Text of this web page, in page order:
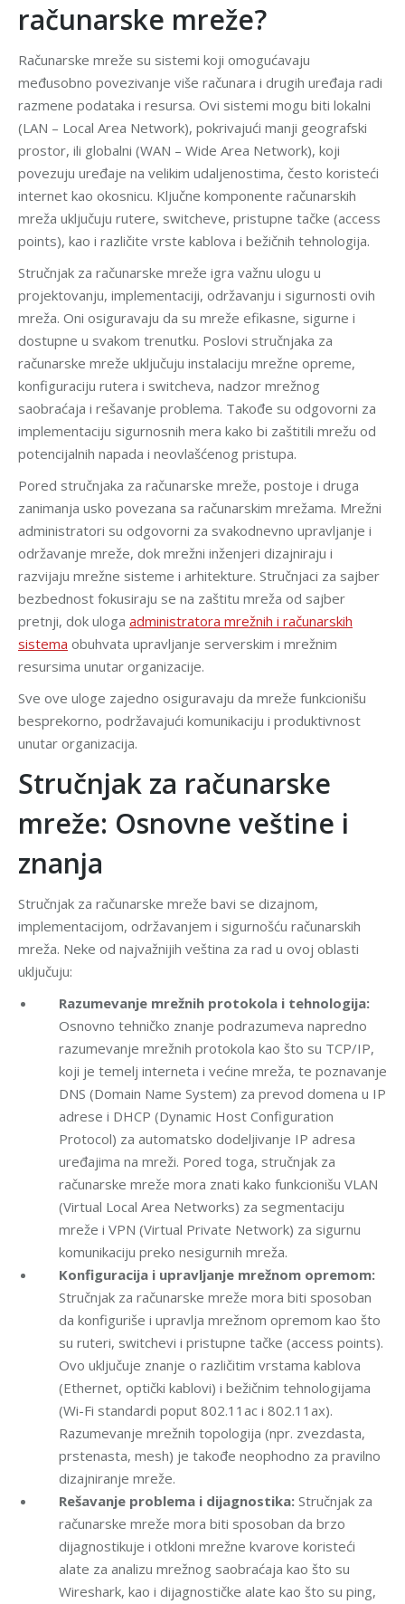
računarske mreže?
Računarske mreže su sistemi koji omogućavaju
međusobno povezivanje više računara i drugih uređaja radi
razmene podataka i resursa. Ovi sistemi mogu biti lokalni
(LAN – Local Area Network), pokrivajući manji geografski
prostor, ili globalni (WAN – Wide Area Network), koji
povezuju uređaje na velikim udaljenostima, često koristeći
internet kao okosnicu. Ključne komponente računarskih
mreža uključuju rutere, switcheve, pristupne tačke (access
points), kao i različite vrste kablova i bežičnih tehnologija.
Stručnjak za računarske mreže igra važnu ulogu u
projektovanju, implementaciji, održavanju i sigurnosti ovih
mreža. Oni osiguravaju da su mreže efikasne, sigurne i
dostupne u svakom trenutku. Poslovi stručnjaka za
računarske mreže uključuju instalaciju mrežne opreme,
konfiguraciju rutera i switcheva, nadzor mrežnog
saobraćaja i rešavanje problema. Takođe su odgovorni za
implementaciju sigurnosnih mera kako bi zaštitili mrežu od
potencijalnih napada i neovlašćenog pristupa.
Pored stručnjaka za računarske mreže, postoje i druga
zanimanja usko povezana sa računarskim mrežama. Mrežni
administratori su odgovorni za svakodnevno upravljanje i
održavanje mreže, dok mrežni inženjeri dizajniraju i
razvijaju mrežne sisteme i arhitekture. Stručnjaci za sajber
bezbednost fokusiraju se na zaštitu mreža od sajber
pretnji, dok uloga administratora mrežnih i računarskih
sistema obuhvata upravljanje serverskim i mrežnim
resursima unutar organizacije.
Sve ove uloge zajedno osiguravaju da mreže funkcionišu
besprekorno, podržavajući komunikaciju i produktivnost
unutar organizacija.
Stručnjak za računarske
mreže: Osnovne veštine i
znanja
Stručnjak za računarske mreže bavi se dizajnom,
implementacijom, održavanjem i sigurnošću računarskih
mreža. Neke od najvažnijih veština za rad u ovoj oblasti
uključuju:
Razumevanje mrežnih protokola i tehnologija:
Osnovno tehničko znanje podrazumeva napredno
razumevanje mrežnih protokola kao što su TCP/IP,
koji je temelj interneta i većine mreža, te poznavanje
DNS (Domain Name System) za prevod domena u IP
adrese i DHCP (Dynamic Host Configuration
Protocol) za automatsko dodeljivanje IP adresa
uređajima na mreži. Pored toga, stručnjak za
računarske mreže mora znati kako funkcionišu VLAN
(Virtual Local Area Networks) za segmentaciju
mreže i VPN (Virtual Private Network) za sigurnu
komunikaciju preko nesigurnih mreža.
Konfiguracija i upravljanje mrežnom opremom:
Stručnjak za računarske mreže mora biti sposoban
da konfiguriše i upravlja mrežnom opremom kao što
su ruteri, switchevi i pristupne tačke (access points).
Ovo uključuje znanje o različitim vrstama kablova
(Ethernet, optički kablovi) i bežičnim tehnologijama
(Wi-Fi standardi poput 802.11ac i 802.11ax).
Razumevanje mrežnih topologija (npr. zvezdasta,
prstenasta, mesh) je takođe neophodno za pravilno
dizajniranje mreže.
Rešavanje problema i dijagnostika: Stručnjak za
računarske mreže mora biti sposoban da brzo
dijagnostikuje i otkloni mrežne kvarove koristeći
alate za analizu mrežnog saobraćaja kao što su
Wireshark, kao i dijagnostičke alate kao što su ping,